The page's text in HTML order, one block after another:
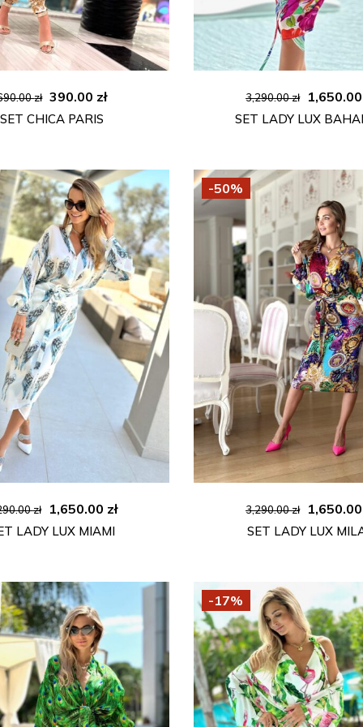
zł Ursprünglicher
Preis
390.00 złAktueller
SET CHICA PARIS
3,290.00zł
Preis
1,650.00
SET LADY LUX
zł
Ursprünglicher
Preis
1,650.00 złAktueller
LADY LUX MIAMI
-50%
3,290.00zł
Preis
1,650.00
SET LADY LUX
-17%